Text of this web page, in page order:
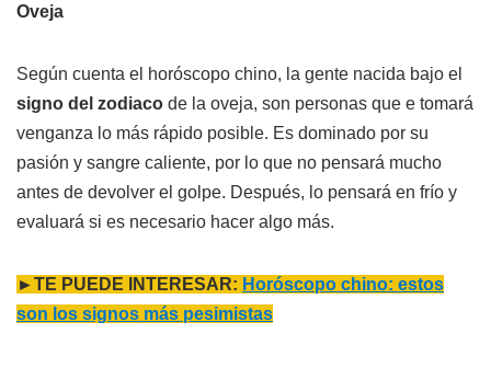
Oveja
Según cuenta el horóscopo chino, la gente nacida bajo el
signo del zodiaco de la oveja, son personas que e tomará
venganza lo más rápido posible. Es dominado por su
pasión y sangre caliente, por lo que no pensará mucho
antes de devolver el golpe. Después, lo pensará en frío y
evaluará si es necesario hacer algo más.
►TE PUEDE INTERESAR: Horóscopo chino: estos
son los signos más pesimistas